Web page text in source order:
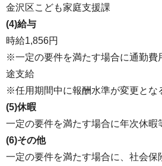
金沢区こども家庭支援課
(4)給与
時給1,856円
※一定の要件を満たす場合に通勤費
途支給
※任用期間中に報酬水準が変更とな
(5)休暇
一定の要件を満たす場合に年次休暇
(6)その他
一定の要件を満たす場合に、社会保